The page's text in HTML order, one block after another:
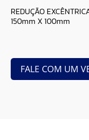
REDUÇÃO
150mm X 100mm
FALE COM UM